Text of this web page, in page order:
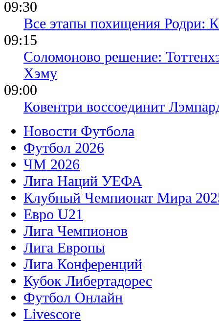
09:30
Все этапы похищения Родри:
09:15
Соломоново решение:
Хэму
09:00
Ковентри воссоединит
Новости Футбола
Футбол 2026
ЧМ 2026
Лига Наций УЕФА
Клубный Чемпионат Мира
Евро U21
Лига Чемпионов
Лига Европы
Лига Конференций
Кубок Либертадорес
Футбол Онлайн
Livescore